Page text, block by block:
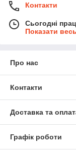
Контакти
Сьогодні
Показати
Про нас
Контакти
Доставка та
Графік роботи